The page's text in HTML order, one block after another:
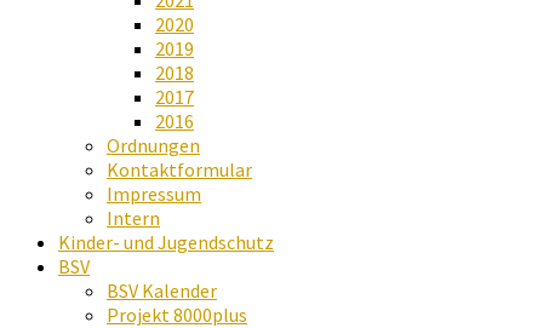
2020
2019
2018
2017
2016
Ordnungen
Kontaktformular
Impressum
Intern
Kinder- und Jugendschutz
BSV
BSV Kalender
Projekt 8000plus